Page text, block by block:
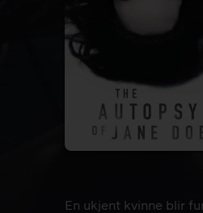
En ukjent kvinne blir
En ukjent kvinne blir